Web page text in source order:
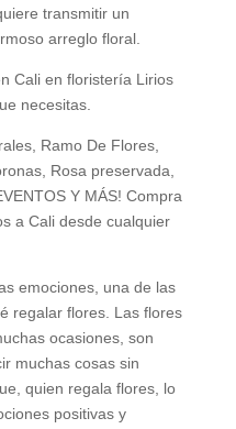
transmitir un
arreglo floral.
Cali en floristería Lirios
necesitas.
Ramo De Flores,
Rosa preservada,
Y MÁS! Compra
a Cali desde cualquier
emociones, una de las
regalar flores. Las flores
ocasiones, son
muchas cosas sin
quien regala flores, lo
positivas y